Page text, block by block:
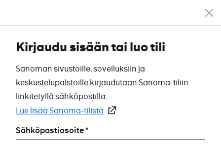
Kirjaudu sisään tai luo tili
Sanoman sivustoille, sovelluksiin ja
keskustelupalstoille kirjaudutaan Sanoma-tiliin
linkitetyllä sähköpostilla.
Lue lisää Sanoma-tilistä
Sähköpostiosoite